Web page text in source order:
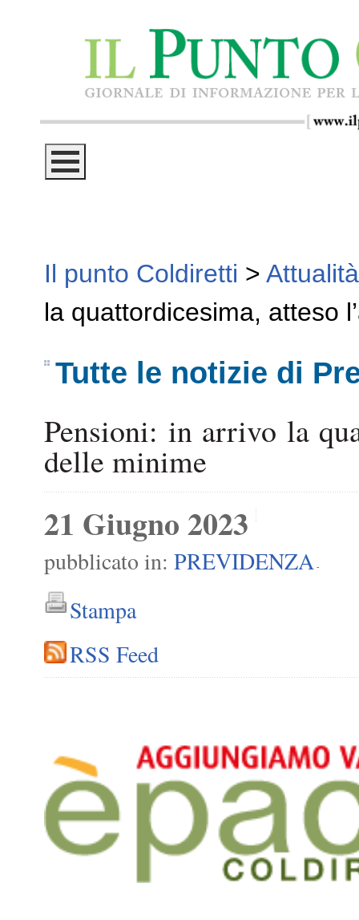
Il punto Coldiretti > Attualità
la quattordicesima, atteso
Tutte le notizie di
Pensioni: in arrivo la
delle minime
21 Giugno 2023
pubblicato in: PREVIDENZA -
Stampa
RSS Feed